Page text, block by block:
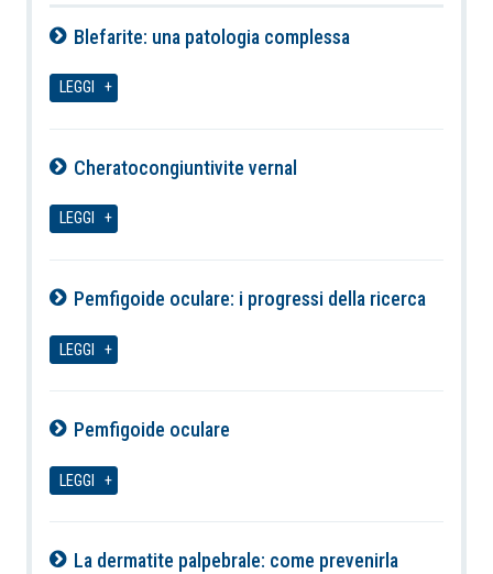
Blefarite: una patologia complessa
LEGGI
Cheratocongiuntivite vernal
LEGGI
Pemfigoide oculare: i progressi della ricerca
LEGGI
Pemfigoide oculare
LEGGI
La dermatite palpebrale: come prevenirla